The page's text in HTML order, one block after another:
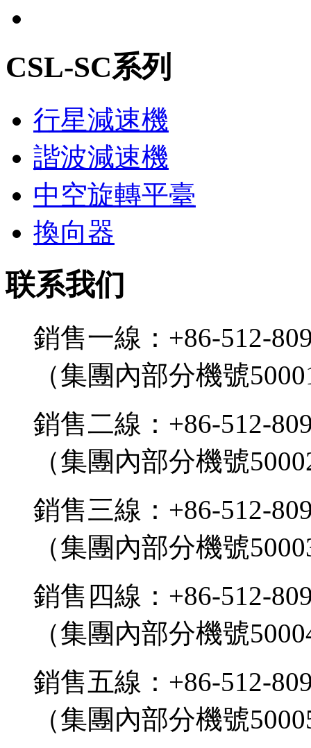
CSL-SC系列
行星減速機
諧波減速機
中空旋轉平臺
換向器
联系我们
銷售一線：+86-512-
（集團內部分機號
銷售二線：+86-512-
（集團內部分機號
銷售三線：+86-512-
（集團內部分機號
銷售四線：+86-512-
（集團內部分機號
銷售五線：+86-512-
（集團內部分機號